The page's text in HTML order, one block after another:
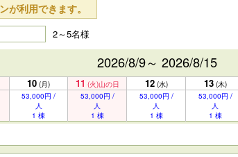
が利用できます。
2～5名様
2026/8/9～ 2026/8/15
10 (月) 11 (火)山の日 12 (水) 13 (木)
53,000円 /
人
1 棟
53,000円 /
人
1 棟
53,000円 /
人
1 棟
53,000円 /
人
1 棟